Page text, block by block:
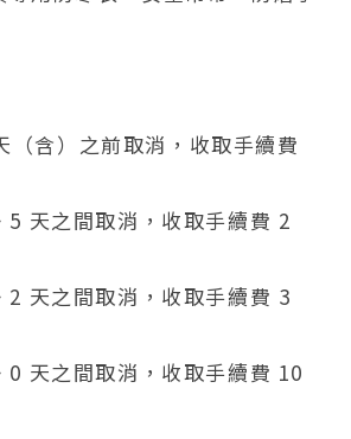
（含）之前取消，收取手續費
5 天之間取消，收取手續費 2
2 天之間取消，收取手續費 3
0 天之間取消，收取手續費 10